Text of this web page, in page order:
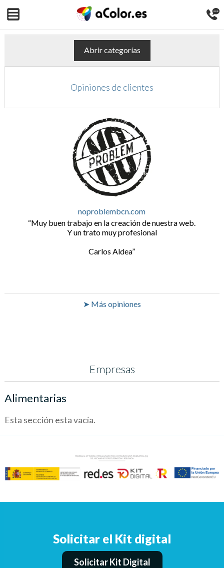
Abrir categorías
Opiniones de clientes
noproblembcn.com
Muy buen trabajo en la creación de nuestra web.
Y un trato muy profesional
Carlos Aldea
➤ Más opiniones
Empresas
Alimentarias
Esta sección esta vacía.
Solicitar el Kit digital
Solicitar Kit Digital